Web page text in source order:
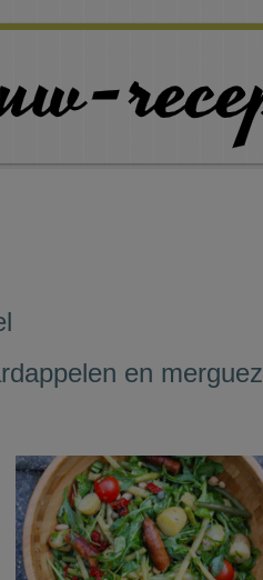
en merguez